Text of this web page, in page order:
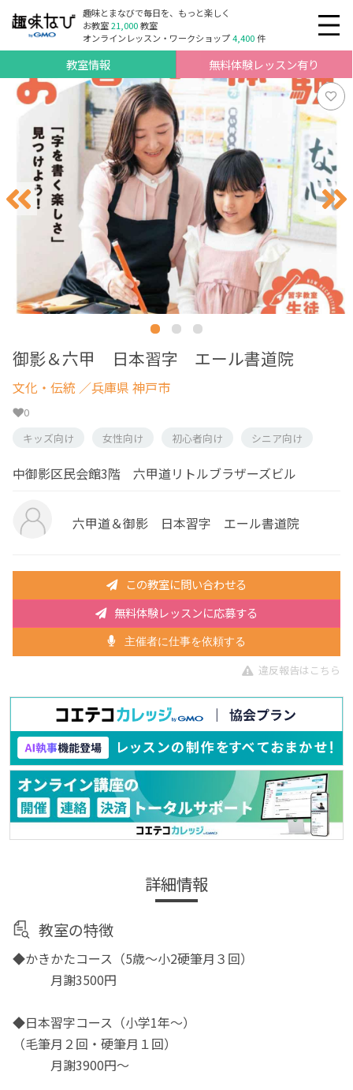
趣味とまなびで毎日を、もっと楽しく
お教室21,000教室
オンラインレッスン・ワークショップ4,400件
教室情報 無料体験レッスン有り
御影＆六甲 日本習字 エール書道院
文化・伝統 ／兵庫県 神戸市
0
キッズ向け
女性向け 初心者向け シニア向け
中御影区民会館3階 六甲道リトルブラザーズビル
六甲道＆御影 日本習字 エール書道院
この教室に問い合わせる
無料体験レッスンに応募する
主催者に仕事を依頼する
違反報告はこちら
詳細情報
教室の特徴
◆かきかたコース（5歳〜小2硬筆月３回）
月謝3500円
◆日本習字コース（小学1年〜）
（毛筆月２回・硬筆月１回）
月謝3900円〜